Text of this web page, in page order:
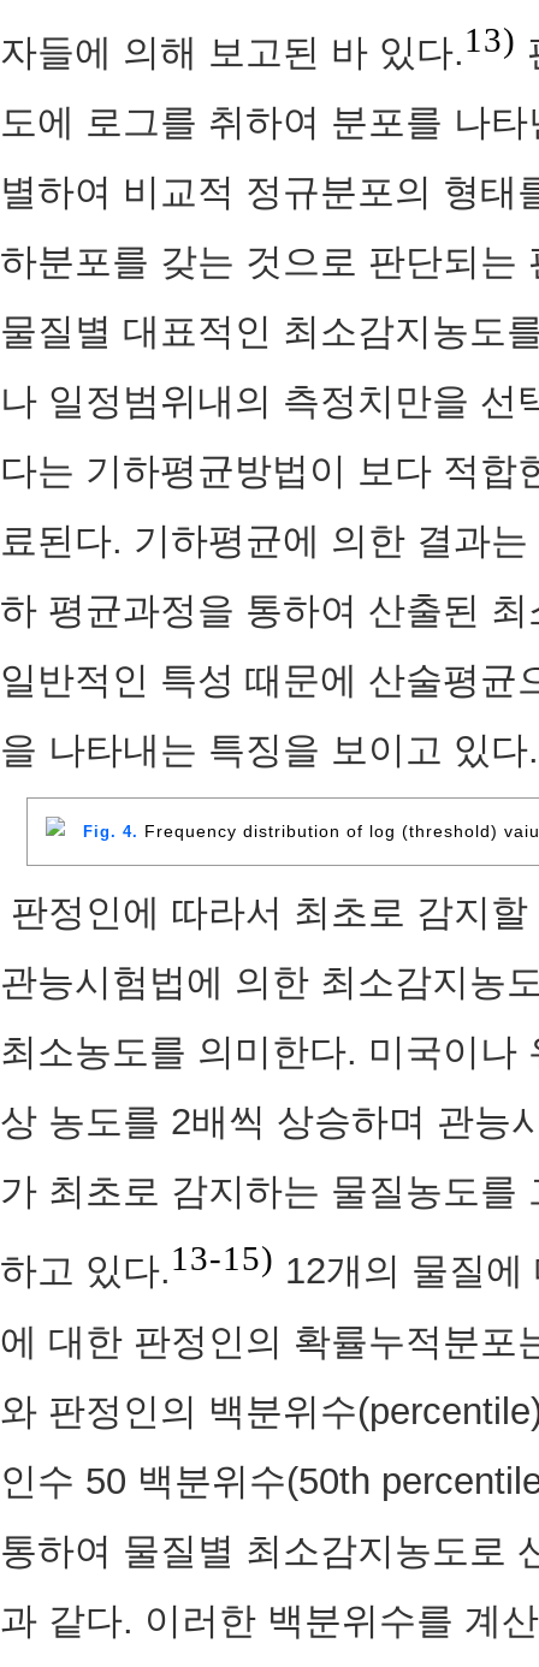
자들에 의해 보고된 바 있다.13)
도에 로그를 취하여 분포를 나
별하여 비교적 정규분포의 형
하분포를 갖는 것으로 판단되는
물질별 대표적인 최소감지농도
나 일정범위내의 측정치만을
다는 기하평균방법이 보다 적합
료된다. 기하평균에 의한 결과
하 평균과정을 통하여 산출된
일반적인 특성 때문에 산술평
을 나타내는 특징을 보이고 있다.
Fig. 4. Frequency distribution of log (threshold)
판정인에 따라서 최초로 감지
관능시험법에 의한 최소감지농
최소농도를 의미한다. 미국이나
상 농도를 2배씩 상승하며 관능
가 최초로 감지하는 물질농도를
하고 있다.13-15) 12개의 물질에
에 대한 판정인의 확률누적분포
와 판정인의 백분위수
인수 50 백분위수(50th
통하여 물질별 최소감지농도로
과 같다. 이러한 백분위수를 계